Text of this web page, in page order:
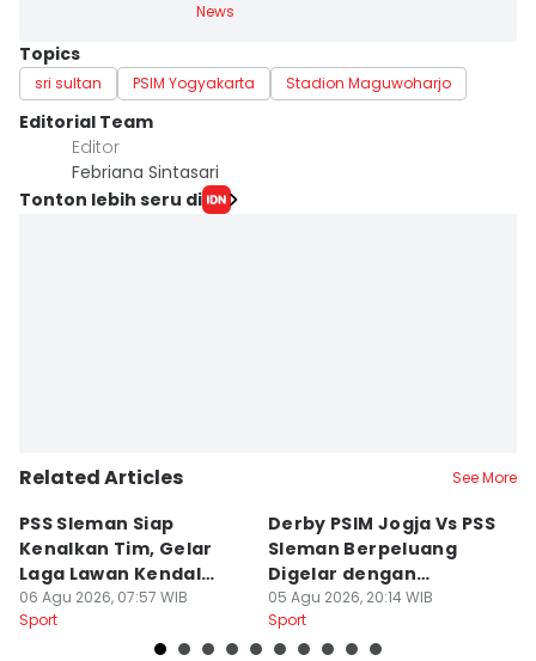
News
Topics
sri sultan PSIM Yogyakarta Stadion Maguwoharjo
Editorial Team
Editor
Febriana Sintasari
Tonton lebih seru di
Related Articles See More
PSS Sleman Siap
Kenalkan Tim, Gelar
Laga Lawan Kendal
Tornado FC
06 Agu 2026, 07:57 WIB
Sport
Derby PSIM Jogja Vs PSS
Sleman Berpeluang
Digelar dengan
Penonton
05 Agu 2026, 20:14 WIB
Sport